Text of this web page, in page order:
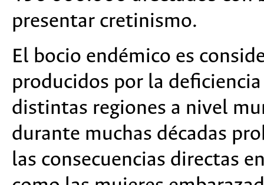
presentar cretinismo.
El bocio endémico es
producidos por la
distintas regiones a nivel
durante muchas décadas
las consecuencias directas